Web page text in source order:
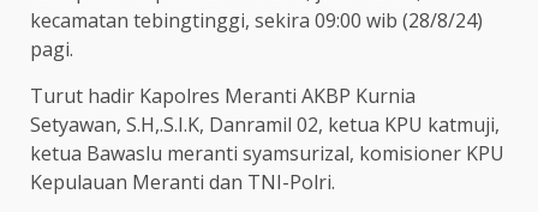
kecamatan tebingtinggi, sekira 09:00 wib (28/8/24)
pagi.
Turut hadir Kapolres Meranti AKBP Kurnia
Setyawan, S.H,.S.I.K, Danramil 02, ketua KPU katmuji,
ketua Bawaslu meranti syamsurizal, komisioner KPU
Kepulauan Meranti dan TNI-Polri.